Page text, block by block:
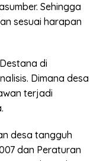
Sehingga
sesuai harapan
di
Dimana desa
terjadi
desa tangguh
dan Peraturan